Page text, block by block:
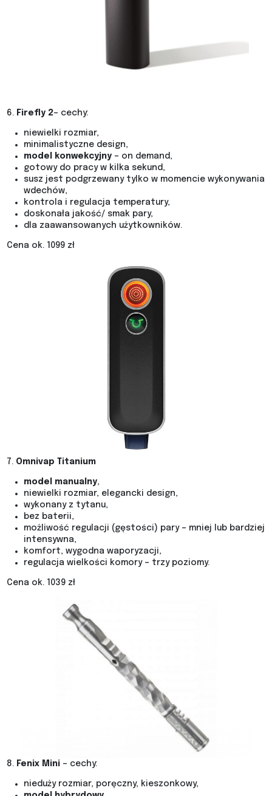
6. Firefly 2– cechy:
niewielki rozmiar,
minimalistyczne design,
model konwekcyjny– on demand,
gotowy do pracy w kilka sekund,
susz jest podgrzewany tylko w momencie wykonywania
wdechów,
kontrola i regulacja temperatury,
doskonała jakość/ smak pary,
dla zaawansowanych użytkowników.
Cena ok. 1099 zł
7. Omnivap Titanium
model manualny,
niewielki rozmiar, elegancki design,
wykonany z tytanu,
bez baterii,
możliwość regulacji (gęstości) pary – mniej lub bardziej
intensywna,
komfort, wygodna waporyzacji,
regulacja wielkości komory – trzy poziomy.
Cena ok. 1039 zł
8. Fenix Mini – cechy:
nieduży rozmiar, poręczny, kieszonkowy,